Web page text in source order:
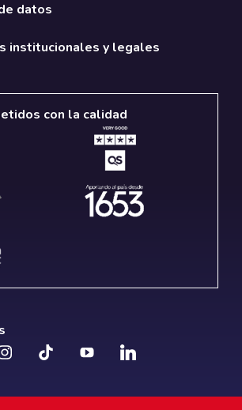
datos
institucionales y legales
con la calidad